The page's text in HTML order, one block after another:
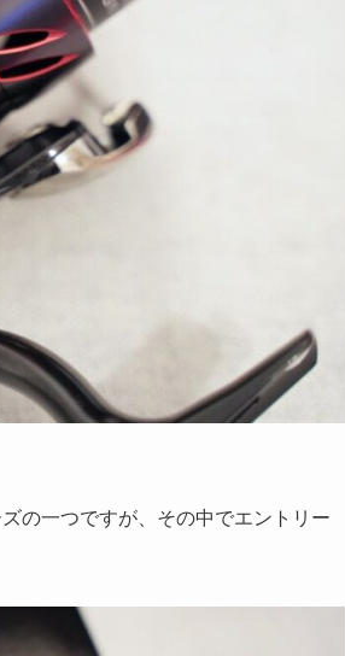
の一つですが、その中でエントリー